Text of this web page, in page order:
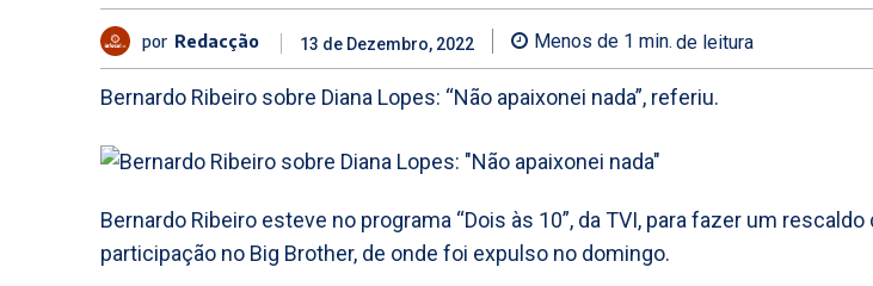
por Redacção 13 de Dezembro, 2022 Menos de 1 min. de leitura
Bernardo Ribeiro sobre Diana Lopes: “Não apaixonei nada”, referiu.
Bernardo Ribeiro esteve no programa “Dois às 10”, da TVI, para fazer um rescaldo
participação no Big Brother, de onde foi expulso no domingo.